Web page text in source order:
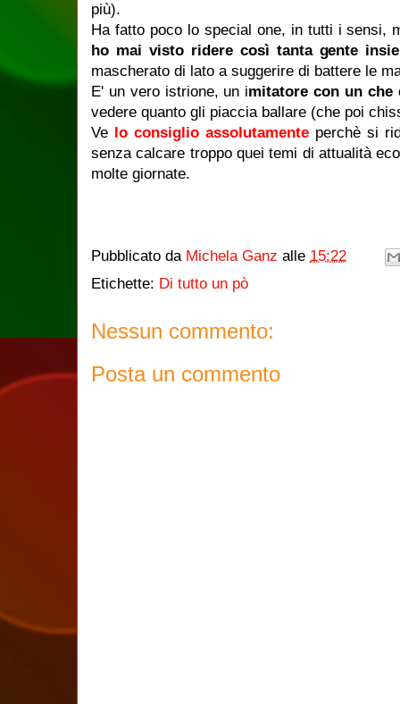
più).
Ha fatto poco lo special one, in tutti i sensi,
ho mai visto ridere così tanta gente
mascherato di lato a suggerire di battere le
E' un vero istrione, un imitatore con un che
vedere quanto gli piaccia ballare (che poi
Ve lo consiglio assolutamente perchè si
senza calcare troppo quei temi di attualità
molte giornate.
Pubblicato da Michela Ganz alle 15:22
Etichette: Di tutto un pò
Nessun commento:
Posta un commento